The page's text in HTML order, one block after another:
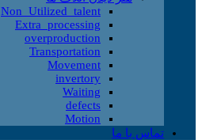
Non_Utilized_talent
Extra_processing
overproduction
Transportation
Movement
invertory
Waiting
defects
Motion
تماس با ما